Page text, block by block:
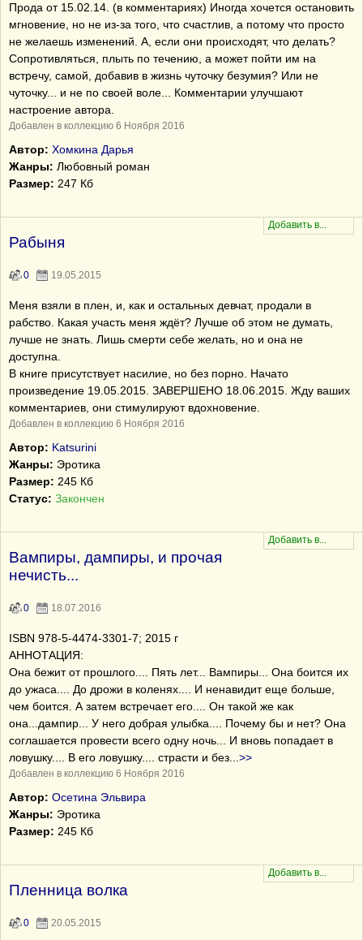
Прода от 15.02.14. (в комментариях) Иногда хочется остановить
мгновение, но не из-за того, что счастлив, а потому что просто
не желаешь изменений. А, если они происходят, что делать?
Сопротивляться, плыть по течению, а может пойти им на
встречу, самой, добавив в жизнь чуточку безумия? Или не
чуточку... и не по своей воле... Комментарии улучшают
настроение автора.
Добавлен в коллекцию 6 Ноября 2016
Автор: Хомкина Дарья
Жанры: Любовный роман
Размер: 247 Кб
Рабыня
0 19.05.2015
Меня взяли в плен, и, как и остальных девчат, продали в
рабство. Какая участь меня ждёт? Лучше об этом не думать,
лучше не знать. Лишь смерти себе желать, но и она не
доступна.
В книге присутствует насилие, но без порно. Начато
произведение 19.05.2015. ЗАВЕРШЕНО 18.06.2015. Жду ваших
комментариев, они стимулируют вдохновение.
Добавлен в коллекцию 6 Ноября 2016
Автор: Katsurini
Жанры: Эротика
Размер: 245 Кб
Статус: Закончен
Вампиры, дампиры, и прочая
нечисть...
0 18.07.2016
ISBN 978-5-4474-3301-7; 2015 г
АННОТАЦИЯ:
Она бежит от прошлого.... Пять лет... Вампиры... Она боится их
до ужаса.... До дрожи в коленях.... И ненавидит еще больше,
чем боится. А затем встречает его.... Он такой же как
она...дампир... У него добрая улыбка.... Почему бы и нет? Она
соглашается провести всего одну ночь... И вновь попадает в
ловушку.... В его ловушку.... страсти и без
>>
Добавлен в коллекцию 6 Ноября 2016
Автор: Осетина Эльвира
Жанры: Эротика
Размер: 245 Кб
Пленница волка
0 20.05.2015